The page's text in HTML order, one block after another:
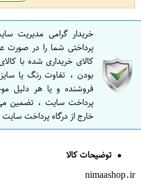
خریدار گرامی مدیریت
پرداختی شما را در
کالای خریداری شده با
بودن ، تفاوت رنگ یا
فروشنده و یا هر دلیل
پرداخت سایت ، تضمین
خارج از درگاه پرداخت
توضیحات کالا
nimaashop.ir